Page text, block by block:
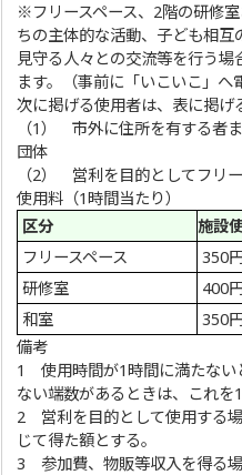
※フリースペース、2階の研修
ちの主体的な活動、子ども相
見守る人々との交流等を行う
ます。（事前に「いこいこ」へ
次に掲げる使用者は、表に掲げ
（1） 市外に住所を有する者
団体
（2） 営利を目的としてフリ
使用料（1時間当たり）
区分
施設
フリースペース
350
研修室
400
和室
350
備考
1 使用時間が1時間に満たない
ない端数があるときは、これを
2 営利を目的として使用する
じて得た額とする。
3 参加費、物販等収入を得る